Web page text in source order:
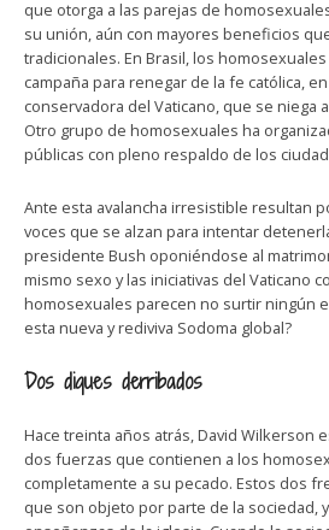
que otorga a las parejas de
su unión, aún con mayores beneficios
tradicionales. En Brasil, los
campaña para renegar de la fe católica,
conservadora del Vaticano, que se niega
Otro grupo de homosexuales ha
públicas con pleno respaldo de los
Ante esta avalancha irresistible resultan
voces que se alzan para intentar
presidente Bush oponiéndose al
mismo sexo y las iniciativas del Vaticano
homosexuales parecen no surtir ningún
esta nueva y rediviva Sodoma global?
Dos diques derribados
Hace treinta años atrás, David Wilkerson
dos fuerzas que contienen a los
completamente a su pecado. Estos dos
que son objeto por parte de la sociedad,